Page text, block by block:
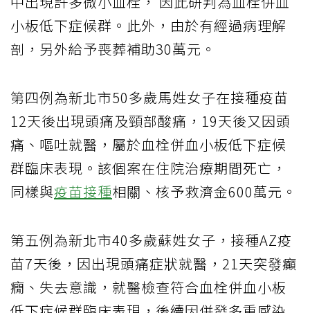
小板低下症候群。此外，由於有經過病理解
剖，另外給予喪葬補助30萬元。
第四例為新北市50多歲馬姓女子在接種疫苗
12天後出現頭痛及頸部酸痛，19天後又因頭
痛、嘔吐就醫，屬於血栓併血小板低下症候
群臨床表現。該個案在住院治療期間死亡，
同樣與疫苗接種相關、核予救濟金600萬元。
第五例為新北市40多歲蘇姓女子，接種AZ疫
苗7天後，因出現頭痛症狀就醫，21天突發癲
癇、失去意識，就醫檢查符合血栓併血小板